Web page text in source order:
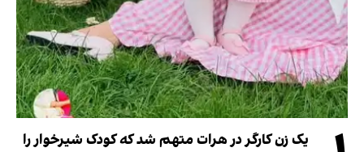
یک زن کارگر در هرات متهم شد که کودک شیرخوار را